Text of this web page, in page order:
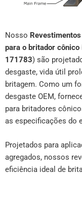
Nosso
para o britador cônico
171783) são
desgaste, vida útil
britagem. Como um
desgaste OEM,
para britadores
as especificações do
Projetados para
agregados, nossos
eficiência ideal de